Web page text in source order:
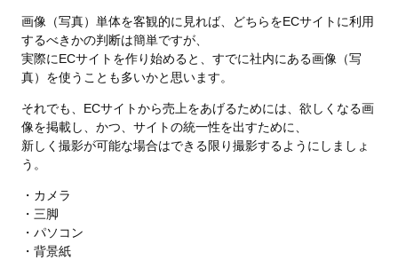
画像（写真）単体を客観的に見れば、どちらをECサイトに利用
するべきかの判断は簡単ですが、
実際にECサイトを作り始めると、すでに社内にある画像（写
真）を使うことも多いかと思います。
それでも、ECサイトから売上をあげるためには、欲しくなる画
像を掲載し、かつ、サイトの統一性を出すために、
新しく撮影が可能な場合はできる限り撮影するようにしましょ
う。
・カメラ
・三脚
・パソコン
・背景紙